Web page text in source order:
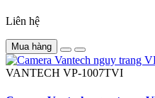
Liên hệ
Mua hàng
VANTECH VP-1007TVI